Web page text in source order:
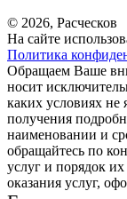
© 2026, Расческов
На сайте
Политика
Обращаем Ваше
носит
каких условиях не
получения
наименовании и
обращайтесь по
услуг и порядок их
оказания услуг,